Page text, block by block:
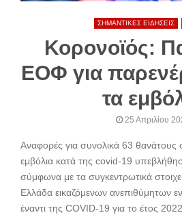
ΣΗΜΑΝΤΙΚΕΣ ΕΙΔΗΣΕΙΣ
Κορονοϊός:
ΕΟΦ για
τα
25 Απριλίου
Αναφορές για συνολικά 63 θανάτους
εμβόλια κατά της covid-19
σύμφωνα με τα συγκεντρωτικά
Ελλάδα εικαζόμενων ανεπιθύμητων
έναντι της COVID-19 για το έτος